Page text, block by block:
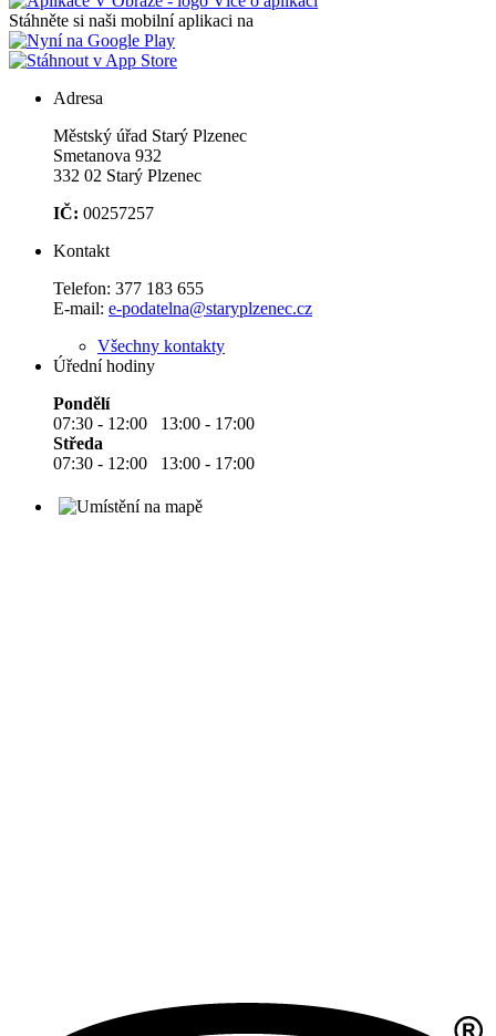
Stáhněte si naši mobilní aplikaci na
Adresa
Městský úřad Starý Plzenec
Smetanova 932
332 02 Starý Plzenec
IČ: 00257257
Kontakt
Telefon: 377 183 655
E-mail: e-podatelna@staryplzenec.cz
Všechny kontakty
Úřední hodiny
Pondělí
07:30 - 12:00 13:00 - 17:00
Středa
07:30 - 12:00 13:00 - 17:00